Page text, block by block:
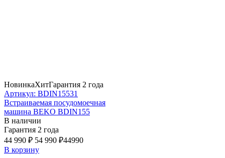
НовинкаХитГарантия 2 года
Артикул: BDIN15531
Встраиваемая посудомоечная
машина BEKO BDIN155
В наличии
Гарантия 2 года
44 990 ₽ 54 990 ₽44990
В корзину